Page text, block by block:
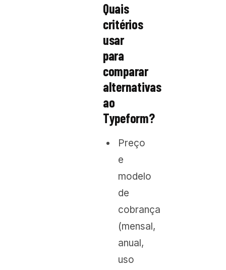
Quais
critérios
usar
para
comparar
alternativas
ao
Typeform?
Preço
e
modelo
de
cobrança
(mensal,
anual,
uso